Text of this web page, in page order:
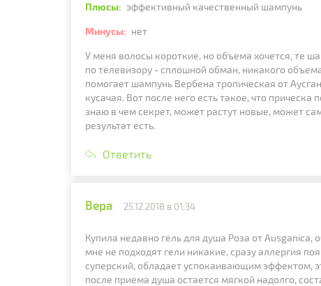
Плюсы: эффективный качественный шампунь
Минусы: нет
У меня волосы короткие, но объема хочется, те
по телевизору - сплошной обман, никакого
помогает шампунь Вербена тропическая от
кусачая. Вот после него есть такое, что прическа
знаю в чем секрет, может растут новые, может
результат есть.
Ответить
Вера 25.12.2018 в 01:34
Купила недавно гель для душа Роза от Ausganica,
мне не подходят гели никакие, сразу аллергия
суперский, обладает успокаивающим эффектом,
после приема душа остается мягкой надолго,